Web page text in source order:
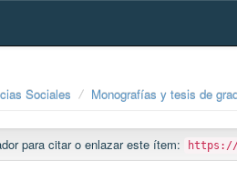
Sociales Monografías y tesis de
para citar o enlazar este ítem: https://